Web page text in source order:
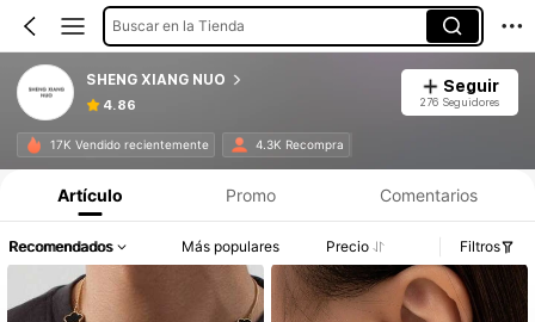
Buscar en la Tienda
SHENG XIANG NUO
4.86
Seguir
276 Seguidores
17K Vendido recientemente 4.3K Recompra
Artículo Promo Comentarios
Recomendados Más populares Precio Filtros